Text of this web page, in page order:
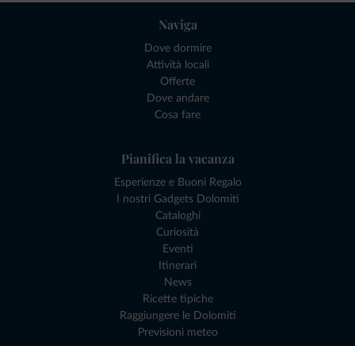
Naviga
Dove dormire
Attività locali
Offerte
Dove andare
Cosa fare
Pianifica la vacanza
Esperienze e Buoni Regalo
I nostri Gadgets Dolomiti
Cataloghi
Curiosità
Eventi
Itinerari
News
Ricette tipiche
Raggiungere le Dolomiti
Previsioni meteo